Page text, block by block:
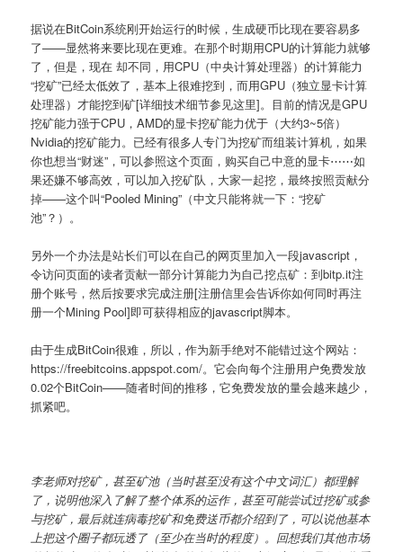
据说在BitCoin系统刚开始运行的时候，生成硬币比现在要容易多
了——显然将来要比现在更难。在那个时期用CPU的计算能力就够
了，但是，现在 却不同，用CPU（中央计算处理器）的计算能力
“挖矿”已经太低效了，基本上很难挖到，而用GPU（独立显卡计算
处理器）才能挖到矿[详细技术细节参见这里]。目前的情况是GPU
挖矿能力强于CPU，AMD的显卡挖矿能力优于（大约3~5倍）
Nvidia的挖矿能力。已经有很多人专门为挖矿而组装计算机，如果
你也想当“财迷”，可以参照这个页面，购买自己中意的显卡⋯⋯如
果还嫌不够高效，可以加入挖矿队，大家一起挖，最终按照贡献分
掉——这个叫“Pooled Mining”（中文只能将就一下：“挖矿
池”？）。
另外一个办法是站长们可以在自己的网页里加入一段javascript，
令访问页面的读者贡献一部分计算能力为自己挖点矿：到bitp.it注
册个账号，然后按要求完成注册[注册信里会告诉你如何同时再注
册一个Mining Pool]即可获得相应的javascript脚本。
由于生成BitCoin很难，所以，作为新手绝对不能错过这个网站：
https://freebitcoins.appspot.com/。它会向每个注册用户免费发放
0.02个BitCoin——随者时间的推移，它免费发放的量会越来越少，
抓紧吧。
李老师对挖矿，甚至矿池（当时甚至没有这个中文词汇）都理解
了，说明他深入了解了整个体系的运作，甚至可能尝试过挖矿或参
与挖矿，最后就连病毒挖矿和免费送币都介绍到了，可以说他基本
上把这个圈子都玩透了（至少在当时的程度）。回想我们其他市场